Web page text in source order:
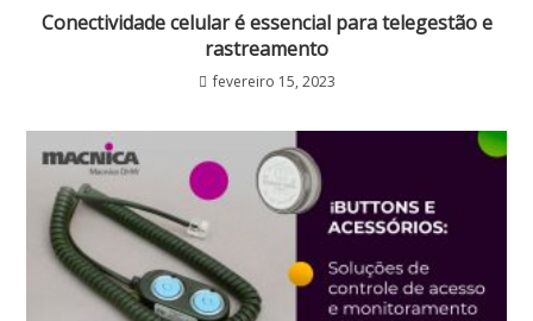
Conectividade celular é essencial para telegestão e
rastreamento
fevereiro 15, 2023